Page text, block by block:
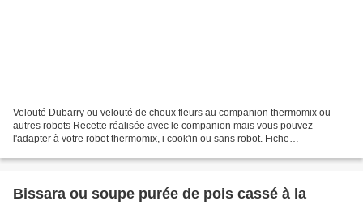
Velouté Dubarry ou velouté de choux fleurs au companion thermomix ou
autres robots Recette réalisée avec le companion mais vous pouvez
l'adapter à votre robot thermomix, i cook'in ou sans robot. Fiche
Bissara ou soupe purée de pois cassé à la